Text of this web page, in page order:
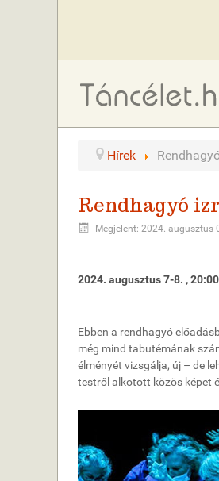
Hírek
Rendhagyó
Megjelent: 2024. augusztus
2024. augusztus 7-8. ,
Ebben a rendhagyó
még mind tabutémának
élményét vizsgálja, új – de
testről alkotott közös képet